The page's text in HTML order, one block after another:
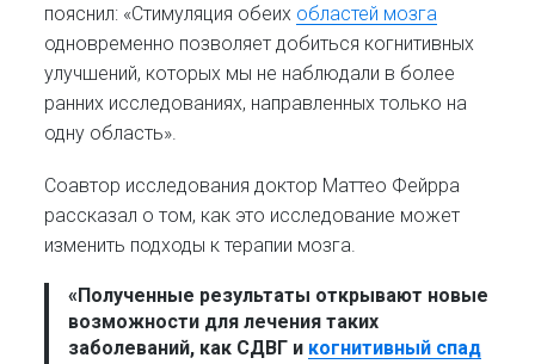
пояснил: «Стимуляция обеих областей мозга
одновременно позволяет добиться когнитивных
улучшений, которых мы не наблюдали в более
ранних исследованиях, направленных только на
одну область».
Соавтор исследования доктор Маттео Фейрра
рассказал о том, как это исследование может
изменить подходы к терапии мозга.
«Полученные результаты открывают новые
возможности для лечения таких
заболеваний, как СДВГ и когнитивный спад